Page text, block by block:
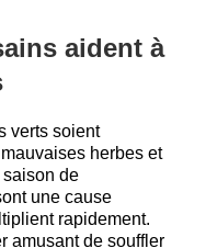
aident à
verts soient
herbes et
de
une cause
rapidement.
amusant de souffler